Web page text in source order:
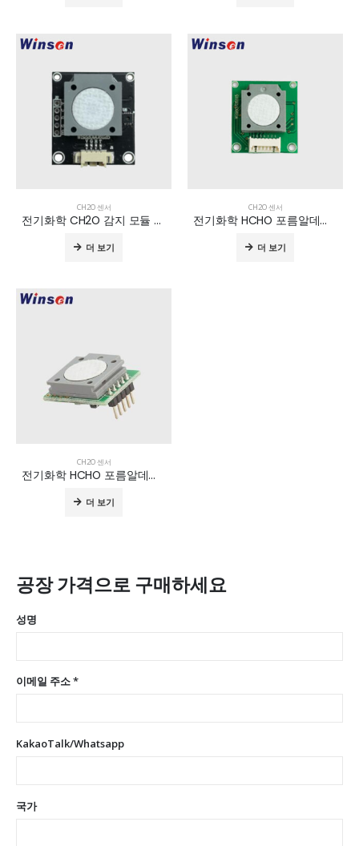
CH2O 센서
전기화학 CH2O 감지 모듈 ZE510-CH2O
더 보기
CH2O 센서
전기화학 HCHO 포름알데히드 센서 ZE08K-CH2O
더 보기
CH2O 센서
전기화학 HCHO 포름알데히드 센서 모듈 ZE08B-CH2O
더 보기
공장 가격으로 구매하세요
성명
이메일 주소 *
KakaoTalk/Whatsapp
국가